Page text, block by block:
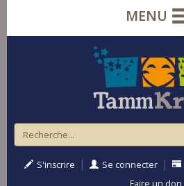
MENU
S'inscrire | Se connecter |